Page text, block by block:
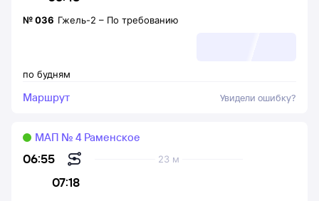
по будням
№036 Гжель-2 – По требованию
Маршрут Увидели ошибку?
06:55
07:18
23 м
МАП № 4 Раменское